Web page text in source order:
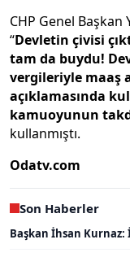
CHP Genel Başkan
“Devletin çivisi
tam da buydu!
vergileriyle maaş
açıklamasında
kamuoyunun
kullanmıştı.
Odatv.com
Son Haberler
Başkan İhsan Kurnaz: